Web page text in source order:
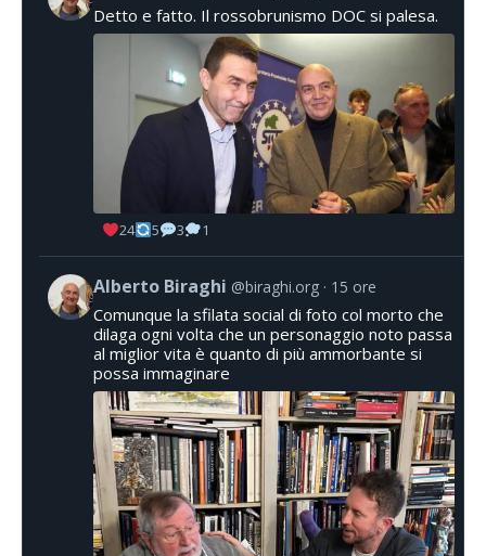
Detto e fatto. Il rossobrunismo DOC si palesa.
24 5 3 1
Alberto Biraghi @biraghi.org 15 ore
Comunque la sfilata social di foto col morto che
dilaga ogni volta che un personaggio noto passa
al miglior vita è quanto di più ammorbante si
possa immaginare